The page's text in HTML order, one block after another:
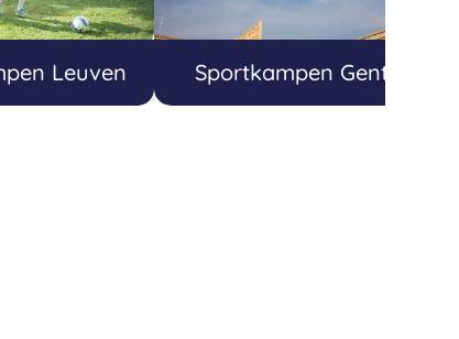
Leuven Sportkampen Gent